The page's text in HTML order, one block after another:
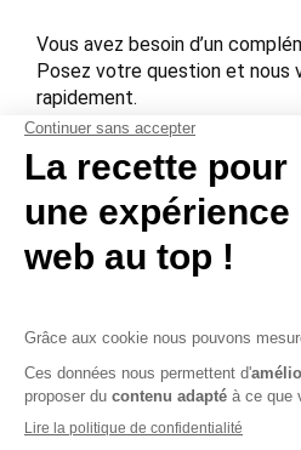
Vous avez besoin d’un
Posez votre question et nous
rapidement.
Contactez-nous
Contactez-nous Mentions
Sécurisation des
Conditions Générales de